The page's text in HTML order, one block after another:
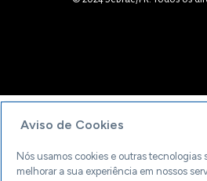
Aviso de Cookies
Nós usamos cookies e outras tecnologias
melhorar a sua experiência em nossos